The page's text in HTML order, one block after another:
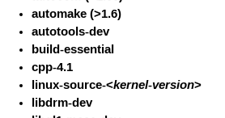
automake (>1.6)
autotools-dev
build-essential
cpp-4.1
linux-source-<kernel-version>
libdrm-dev